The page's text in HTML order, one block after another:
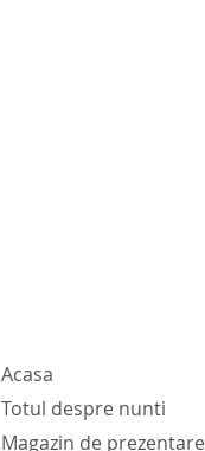
Acasa
Totul despre nunti
Magazin de prezentare